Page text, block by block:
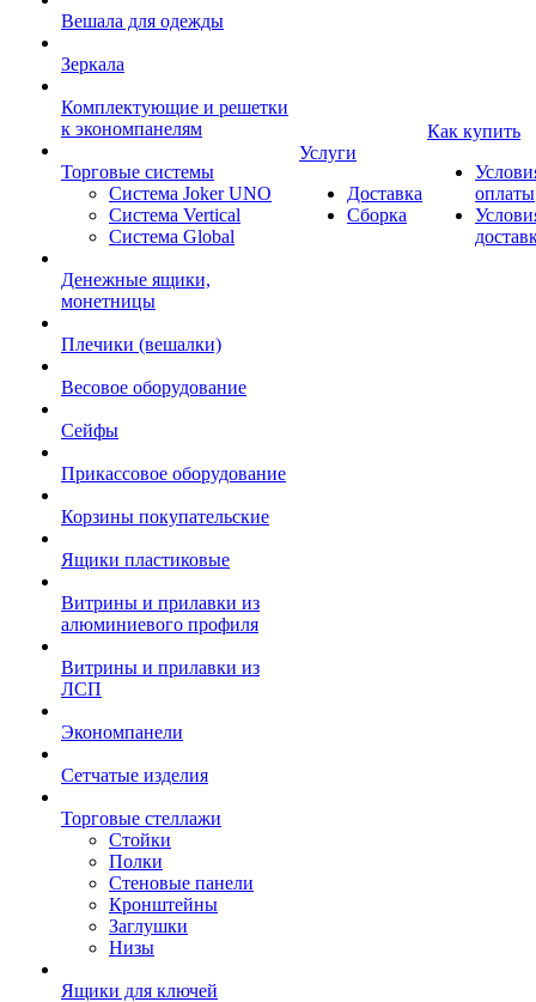
Вешала для одежды
Зеркала
Комплектующие и решетки
к экономпанелям
Торговые системы
Система Joker UNO
Система Vertical
Система Global
Денежные ящики,
монетницы
Плечики (вешалки)
Весовое оборудование
Сейфы
Прикассовое оборудование
Корзины покупательские
Ящики пластиковые
Витрины и прилавки из
алюминиевого профиля
Витрины и прилавки из
ЛСП
Экономпанели
Сетчатые изделия
Торговые стеллажи
Стойки
Полки
Стеновые панели
Кронштейны
Заглушки
Низы
Ящики для ключей
Услуги
Доставка
Сборка
Как купить
оплаты